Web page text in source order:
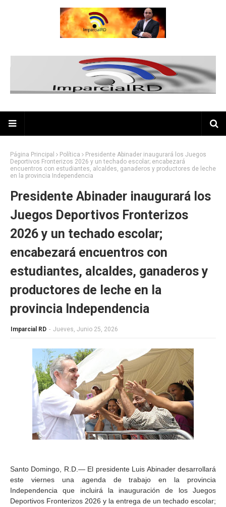
Página Principal Política
Presidente Abinader inaugurará los Juegos
Deportivos Fronterizos 2026 y un techado escolar; encabezará
encuentros con estudiantes, alcaldes, ganaderos y productores de leche
en la provincia Independencia
Presidente Abinader inaugurará los
Juegos Deportivos Fronterizos
2026 y un techado escolar;
encabezará encuentros con
estudiantes, alcaldes, ganaderos y
productores de leche en la
provincia Independencia
Imparcial RD - Jueves, Junio 25, 2026
Santo Domingo, R.D.— El presidente Luis Abinader desarrollará
este viernes una agenda de trabajo en la provincia
Independencia que incluirá la inauguración de los Juegos
Deportivos Fronterizos 2026 y la entrega de un techado escolar;